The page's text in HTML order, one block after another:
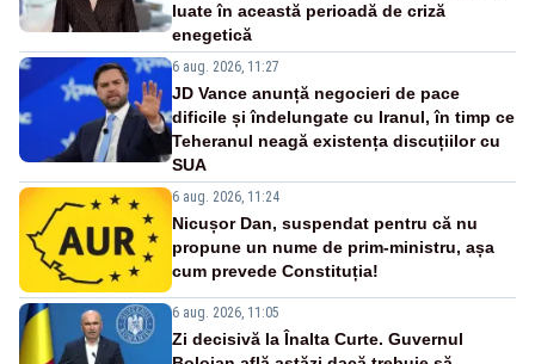
luate în această perioadă de criză
enegetică
6 aug. 2026, 11:27
JD Vance anunță negocieri de pace
dificile și îndelungate cu Iranul, în timp ce
Teheranul neagă existența discuțiilor cu
SUA
6 aug. 2026, 11:24
Nicușor Dan, suspendat pentru că nu
propune un nume de prim-ministru, așa
cum prevede Constituția!
6 aug. 2026, 11:05
Zi decisivă la Înalta Curte. Guvernul